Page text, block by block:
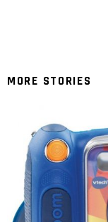
MORE STORIES